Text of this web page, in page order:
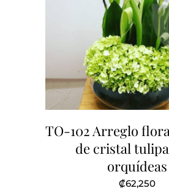
TO-102 Arreglo
de cristal
orquídeas
₡62,250